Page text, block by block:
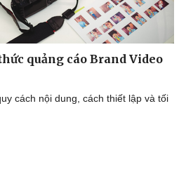
quảng cáo Brand Video
cách nội dung, cách thiết lập và tối